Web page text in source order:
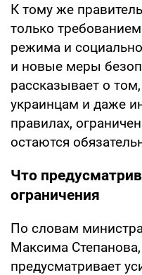
К тому же
только
режима и
и новые меры
рассказывает о
украинцам и даже
правилах,
остаются
Что
ограничения
По словам
Максима
предусматривает